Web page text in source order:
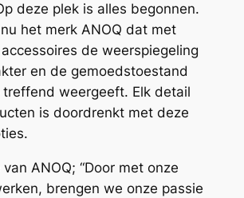
deze plek is alles begonnen.
het merk ANOQ dat met
de weerspiegeling
en de gemoedstoestand
weergeeft. Elk detail
is doordrenkt met deze
ANOQ; “Door met onze
brengen we onze passie